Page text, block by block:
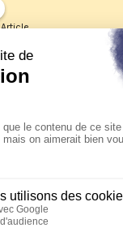
Article
Les reportages d'été
La visite pastorale du
XIV à Assise à suivre
jeudi 6 août
Le pape en Uruguay,
Pérou du 6 au 17